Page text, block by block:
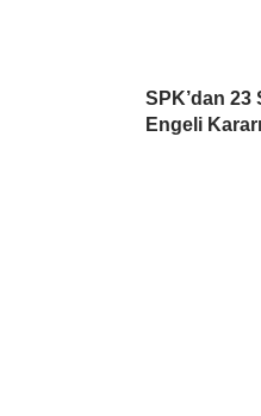
SPK’dan 23
Engeli Kararı